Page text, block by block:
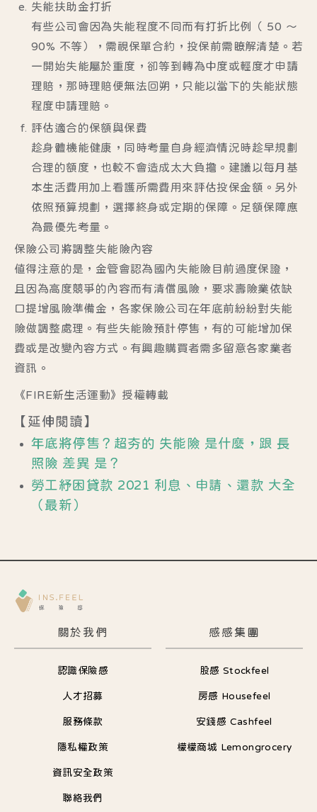
失能扶助金打折
有些公司會因為失能程度不同而有打折比例（ 50 ～
90% 不等），需視保單合約，投保前需瞭解清楚。若
一開始失能屬於重度，卻等到轉為中度或輕度才申請
理賠，那時理賠便無法回朔，只能以當下的失能狀態
程度申請理賠。
評估適合的保額與保費
趁身體機能健康，同時考量自身經濟情況時趁早規劃
合理的額度，也較不會造成太大負擔。建議以每月基
本生活費用加上看護所需費用來評估投保金額。另外
依照預算規劃，選擇終身或定期的保障。足額保障應
為最優先考量。
保險公司將調整失能險內容
值得注意的是，金管會認為國內失能險目前過度保證，
且因為高度競爭的內容而有清償風險，要求壽險業依缺
口提增風險準備金，各家保險公司在年底前紛紛對失能
險做調整處理。有些失能險預計停售，有的可能增加保
費或是改變內容方式。有興趣購買者需多留意各家業者
資訊。
《FIRE新生活運動》授權轉載
【延伸閱讀】
年底將停售？超夯的 失能險 是什麼，跟 長
照險 差異 是？
勞工紓困貸款 2021 利息、申請、還款 大全
（最新）
關於我們
認識保險感
人才招募
服務條款
隱私權政策
資訊安全政策
聯絡我們
感感集團
股感 Stockfeel
房感 Housefeel
安錢感 Cashfeel
檬檬商城 Lemongrocery